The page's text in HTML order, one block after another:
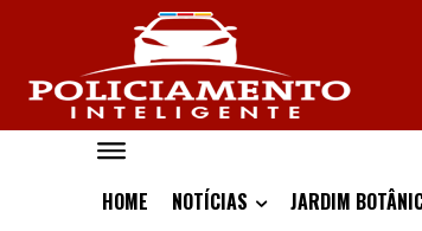
HOME NOTÍCIAS JARDIM